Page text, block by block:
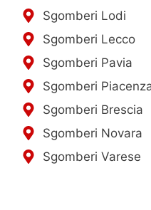
Sgomberi Lodi
Sgomberi Lecco
Sgomberi Pavia
Sgomberi
Sgomberi Brescia
Sgomberi Novara
Sgomberi Varese